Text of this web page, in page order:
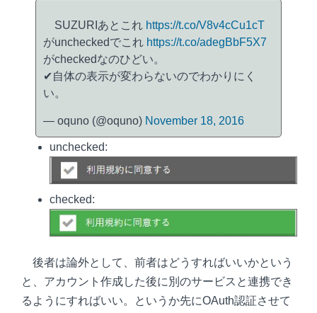
SUZURIあとこれ https://t.co/V8v4cCu1cT
がuncheckedでこれ https://t.co/adegBbF5X7
がcheckedなのひどい。
✔自体の表示が変わらないのでわかりにく
い。
— oquno (@oquno) November 18, 2016
unchecked:
checked:
後者は論外として、前者はどうすればいいかという
と、アカウント作成した後に別のサービスと連携でき
るようにすればいい。というか先にOAuth認証させて